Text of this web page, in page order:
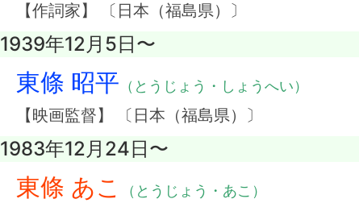
【作詞家】 〔日本（福島県）〕
1939年12月5日〜
東條 昭平 （とうじょう・しょうへい）
【映画監督】 〔日本（福島県）〕
1983年12月24日〜
東條 あこ （とうじょう・あこ）